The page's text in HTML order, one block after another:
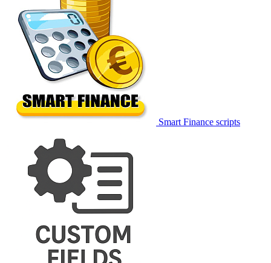
Smart Finance scripts